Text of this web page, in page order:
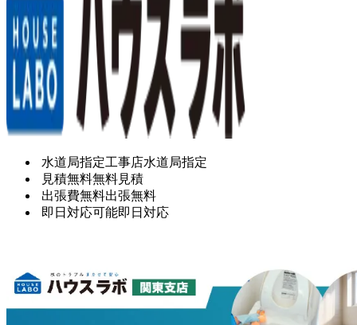
水道局指定工事店水道局指定
見積無料無料見積
出張費無料出張無料
即日対応可能即日対応